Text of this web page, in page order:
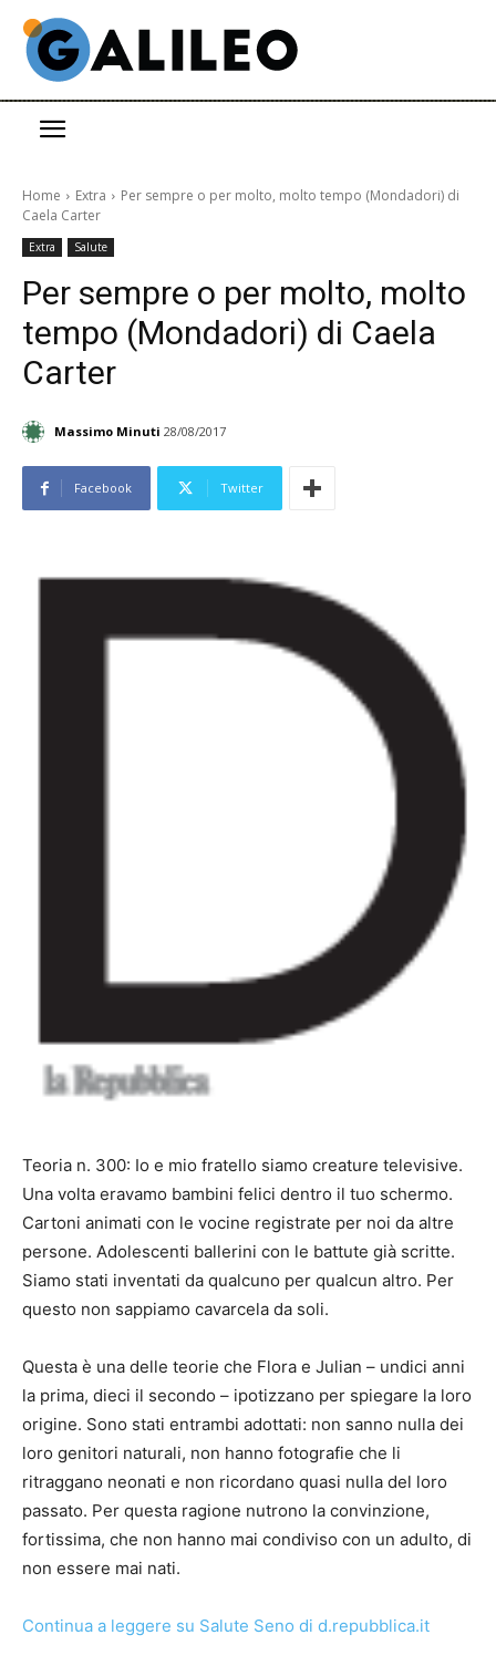
Home Extra
Per sempre o per molto, molto tempo (Mondadori) di
Caela Carter
Extra Salute
Per sempre o per molto, molto
tempo (Mondadori) di Caela
Carter
Massimo Minuti 28/08/2017
Facebook Twitter
Teoria n. 300: Io e mio fratello siamo creature televisive.
Una volta eravamo bambini felici dentro il tuo schermo.
Cartoni animati con le vocine registrate per noi da altre
persone. Adolescenti ballerini con le battute già scritte.
Siamo stati inventati da qualcuno per qualcun altro. Per
questo non sappiamo cavarcela da soli.
Questa è una delle teorie che Flora e Julian – undici anni
la prima, dieci il secondo – ipotizzano per spiegare la loro
origine. Sono stati entrambi adottati: non sanno nulla dei
loro genitori naturali, non hanno fotografie che li
ritraggano neonati e non ricordano quasi nulla del loro
passato. Per questa ragione nutrono la convinzione,
fortissima, che non hanno mai condiviso con un adulto, di
non essere mai nati.
Continua a leggere su Salute Seno di d.repubblica.it